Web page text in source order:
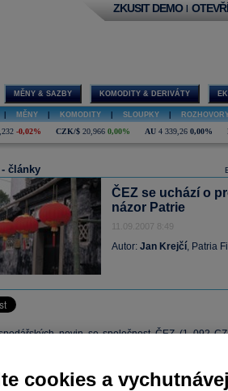
ZKUSIT DEMO |
MĚNY & SAZBY KOMODITY & DERIVÁTY
MĚNY KOMODITY SLOUPKY
-0,02% CZK/$ 20,966 0,00% AU 4 339,26 0,00%
- články
ČEZ se uchází o
názor Patrie
11.09.2007 8:49
Autor: Jan Krejčí, Patria
novin se společnostČEZ(1 092
MW).
cookies a